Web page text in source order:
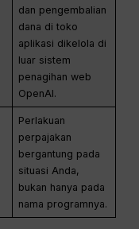
dan pengembalian
dana di toko
aplikasi dikelola di
luar sistem
penagihan web
OpenAI.
Perlakuan
perpajakan
bergantung pada
situasi Anda,
bukan hanya pada
nama programnya.